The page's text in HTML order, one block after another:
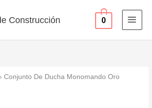
Construcción 0
Conjunto De Ducha Monomando Oro